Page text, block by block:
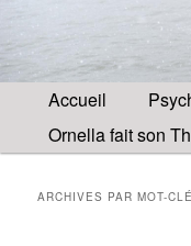
Menu
principal
Accueil
Ornella fait son
ARCHIVES PAR MOT-